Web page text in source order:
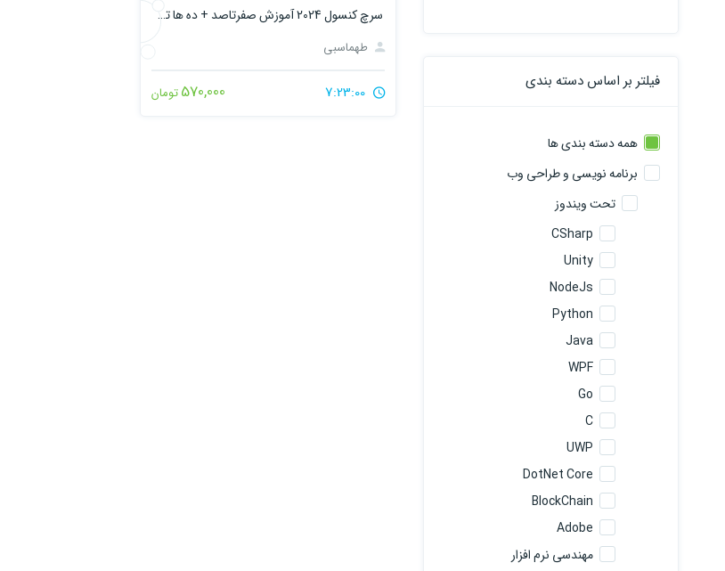
فیلتر بر اساس دسته بندی
همه دسته بندی ها
برنامه نویسی و طراحی وب
تحت ویندوز
CSharp
Unity
NodeJs
Python
Java
WPF
Go
C
UWP
DotNet Core
BlockChain
Adobe
مهندسی نرم افزار
سرچ کنسول 2024 آموزش صفرتاصد + ده ها تکنیک و ترفند
طهماسبی
7:23:00
570,000تومان